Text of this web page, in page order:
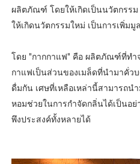
ผลิตภัณฑ์ โดยให้เกิดเป็นนวัตกรร
ให้เกิดนวัตกรรมใหม่ เป็นการเพิ่
โดย "กากกาแฟ" คือ ผลิตภัณฑ์ที่ทำ
กาแฟเป็นส่วนของเมล็ดที่นำมาคั่
ดื่มกัน เศษที่เหลือเหล่านี้สามารถน
หอมช่วยในการกำจัดกลิ่นได้เป็นอ
พึงประสงค์ทั้งหลายได้